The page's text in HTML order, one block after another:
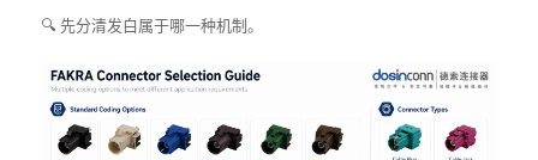
🔍 先分清发白属于哪一种机制。